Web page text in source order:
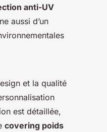
anti-UV
aussi d’un
et la qualité
est détaillée,
covering poids